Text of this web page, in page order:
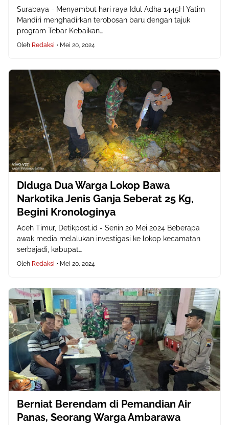
Surabaya - Menyambut hari raya Idul Adha 1445H Yatim
Mandiri menghadirkan terobosan baru dengan tajuk
program Tebar Kebaikan…
Oleh Redaksi • Mei 20, 2024
Diduga Dua Warga Lokop Bawa
Narkotika Jenis Ganja Seberat 25 Kg,
Begini Kronologinya
Aceh Timur, Detikpost.id - Senin 20 Mei 2024 Beberapa
awak media melalukan investigasi ke lokop kecamatan
serbajadi, kabupat…
Oleh Redaksi • Mei 20, 2024
Berniat Berendam di Pemandian Air
Panas, Seorang Warga Ambarawa